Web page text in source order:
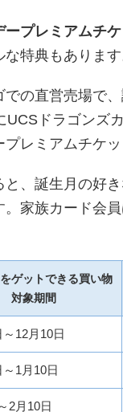
ープレミアムチケ
特典もあります
での直営売場で
UCSドラゴンズ
レミアムチケッ
と、誕生月の好
。家族カード会
ゲットできる買い物
対象期間
12月10日
1月10日
2月10日